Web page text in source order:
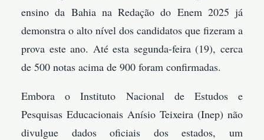
ensino da Bahia na Redação do Enem 2025 já
demonstra o alto nível dos candidatos que fizeram a
prova este ano. Até esta segunda-feira (19), cerca
de 500 notas acima de 900 foram confirmadas.
Embora o Instituto Nacional de Estudos e
Pesquisas Educacionais Anísio Teixeira (Inep) não
divulgue dados oficiais dos estados, um